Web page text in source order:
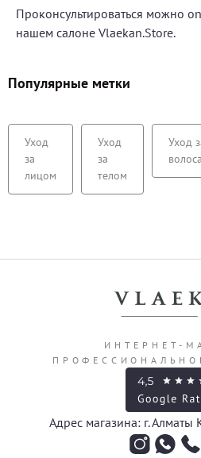
Проконсультироваться можно
нашем салоне Vlaekan.Store.
Популярные метки
Уход
за
лицом
Уход
за
телом
Уход
ИНТЕРНЕТ-
Адрес магазина: г.